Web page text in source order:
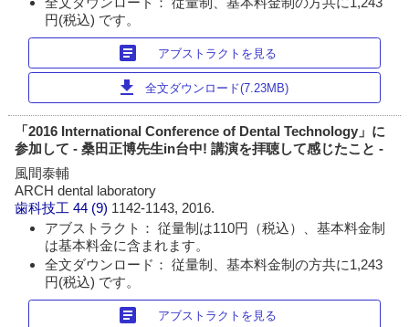
円(税込) です。
article アブストラクトを見る
download 全文ダウンロード(7.23MB)
「2016 International Conference of Dental Technology」に
参加して - 桑田正博先生in台中! 講演を拝聴して感じたこと -
風間泰輔
ARCH dental laboratory
歯科技工 44 (9) 1142-1143, 2016.
アブストラクト： 従量制は110円（税込）、基本料金制
は基本料金に含まれます。
全文ダウンロード： 従量制、基本料金制の方共に1,243
円(税込) です。
article アブストラクトを見る